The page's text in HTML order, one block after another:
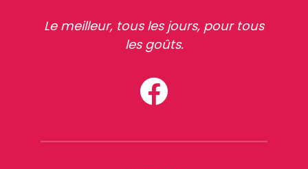
Le meilleur, tous les jours, pour tous
les goûts.